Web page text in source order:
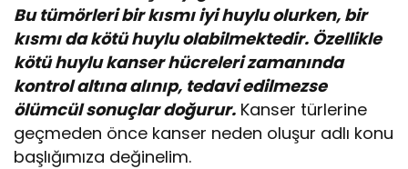
Bu tümörleri bir kısmı iyi huylu olurken, bir
kısmı da kötü huylu olabilmektedir. Özellikle
kötü huylu kanser hücreleri zamanında
kontrol altına alınıp, tedavi edilmezse
ölümcül sonuçlar doğurur. Kanser türlerine
geçmeden önce kanser neden oluşur adlı konu
başlığımıza değinelim.